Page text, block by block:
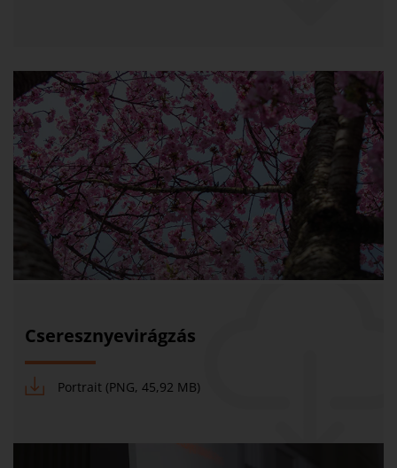
Cseresznyevirágzás
Portrait (PNG, 45,92 MB)